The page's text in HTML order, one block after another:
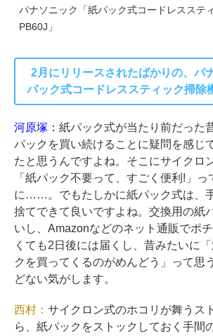
パナソニック「紙パック式コードレスステ
PB60J」
2月にリリースされたばかりの、パ
パック式コードレススティック掃除
河原塚： 紙パック式が当たり前だった
パックを買い続けることに疑問を感じ
たと思うんですよね。そこにサイクロ
「紙パック不要って、すごく便利!」っ
に……。でもたしかに紙パック式は、
捨てできて良いですよね。交換用の紙
いし、Amazonなどのネット通販でポ
くても2日後には届くし、昔みたいに
クを買ってくるのがめんどう」って思
どない気がします。
西村： サイクロン式のホコリが舞うス
ら、紙パックをストックしておく手間